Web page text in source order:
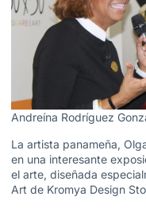
Andreína Rodríguez
La artista panameña,
en una interesante
el arte, diseñada
Art de Kromya Design